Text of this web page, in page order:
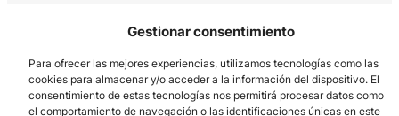
Gestionar consentimiento
Para ofrecer las mejores experiencias, utilizamos tecnologías como las
cookies para almacenar y/o acceder a la información del dispositivo. El
consentimiento de estas tecnologías nos permitirá procesar datos como
el comportamiento de navegación o las identificaciones únicas en este